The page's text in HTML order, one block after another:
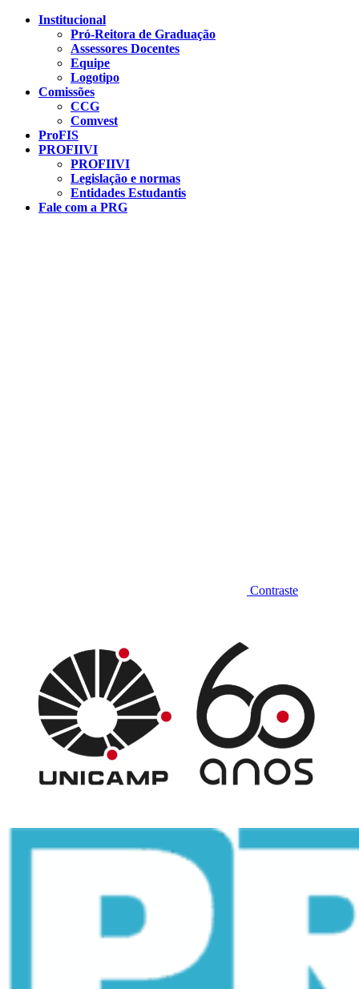
Conteúdo principal
Institucional
Pró-Reitora de Graduação
Assessores Docentes
Equipe
Logotipo
Comissões
CCG
Comvest
ProFIS
PROFIIVI
PROFIIVI
Legislação e normas
Entidades Estudantis
Fale com a PRG
Contraste